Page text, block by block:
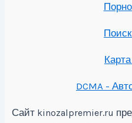
DCMA -
Сайт kinozalpremier.ru